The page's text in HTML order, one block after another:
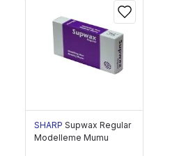
SHARP Supwax Regular
Modelleme Mumu